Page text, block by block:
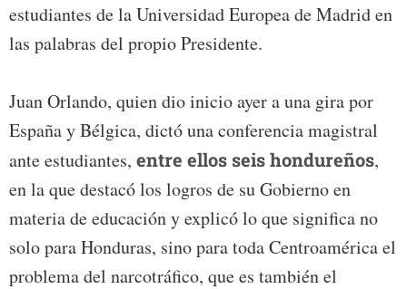
estudiantes de la Universidad Europea de Madrid en
las palabras del propio Presidente.
Juan Orlando, quien dio inicio ayer a una gira por
España y Bélgica, dictó una conferencia magistral
ante estudiantes, entre ellos seis hondureños,
en la que destacó los logros de su Gobierno en
materia de educación y explicó lo que significa no
solo para Honduras, sino para toda Centroamérica el
problema del narcotráfico, que es también el